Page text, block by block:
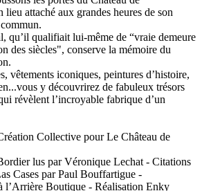
lieu attaché aux grandes heures de son
qu’il qualifiait lui-même de “vraie demeure
des siècles", conserve la mémoire du
vêtements iconiques, peintures d’histoire,
y découvrirez de fabuleux trésors
révèlent l’incroyable fabrique d’un
Collective pour Le Château de
lus par Véronique Lechat - Citations
Cases par Paul Bouffartigue -
l’Arrière Boutique - Réalisation Enky